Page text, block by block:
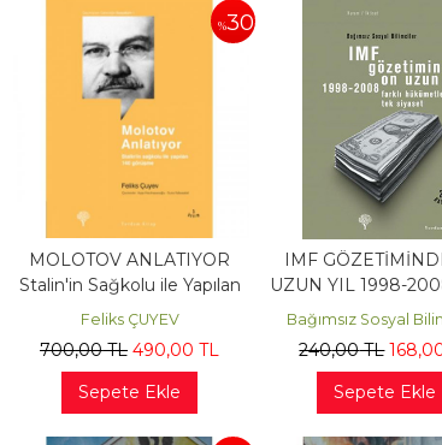
%30
MOLOTOV ANLATIYOR
Stalin'in Sağkolu ile Yapılan
140 Görüşme
Feliks ÇUYEV
700,00TL 490,00 TL
Sepete Ekle
IMF
UZUN YIL 1998-
Hükümetler Tek
Bağımsız Sosyal
240,00TL 168
Sepete Ekle